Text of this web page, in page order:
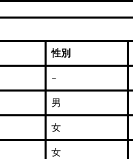
性別
–
男
女
女